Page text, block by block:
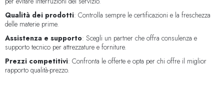
Qualità dei prodotti: Controlla sempre le certificazioni e la freschezza
delle materie prime.
Assistenza e supporto: Scegli un partner che offra consulenza e
supporto tecnico per attrezzature e forniture.
Prezzi competitivi: Confronta le offerte e opta per chi offre il miglior
rapporto qualità-prezzo.